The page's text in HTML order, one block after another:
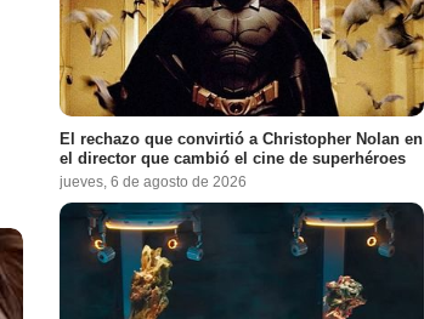
El rechazo que convirtió a Christopher Nolan en
el director que cambió el cine de superhéroes
jueves, 6 de agosto de 2026